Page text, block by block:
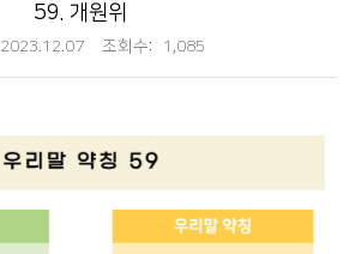
59. 개원위
2023.12.07 조회수: 1,085